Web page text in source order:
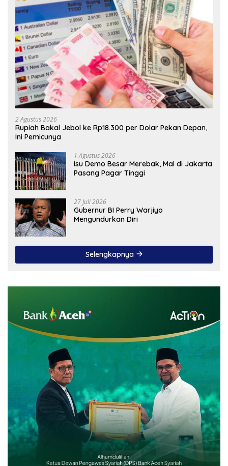
2 Agustus 2026
Rupiah Bakal Jebol ke Rp18.300 per Dolar Pekan Depan,
Ini Pemicunya
1 Agustus 2026
Isu Demo Besar Merebak, Mal di Jakarta
Pasang Pagar Tinggi
27 Juli 2026
Gubernur BI Perry Warjiyo
Mengundurkan Diri
Selengkapnya